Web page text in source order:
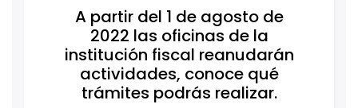
A partir del 1 de agosto de
2022 las oficinas de la
institución fiscal reanudarán
actividades, conoce qué
trámites podrás realizar.